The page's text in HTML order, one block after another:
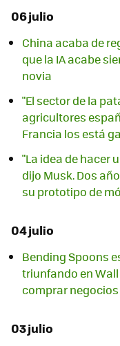
06 julio
China acaba de
que la IA acabe
novia
"El sector de la
agricultores
Francia los está
"La idea de hacer
dijo Musk. Dos
su prototipo de
04 julio
Bending Spoons
triunfando en
comprar
03 julio